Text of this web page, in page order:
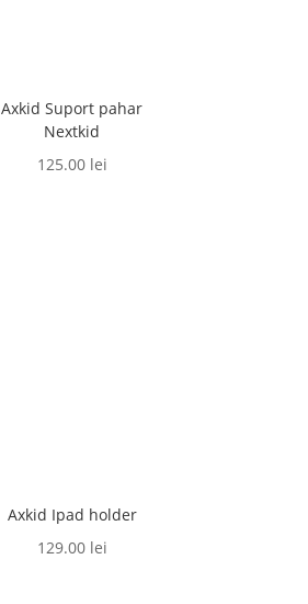
Axkid Suport pahar
Nextkid
125.00 lei
Axkid Ipad holder
129.00 lei